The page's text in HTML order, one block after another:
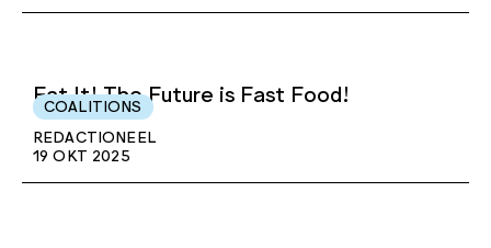
COALITIONS
Eat It! The Future is Fast Food!
REDACTIONEEL
19 OKT 2025